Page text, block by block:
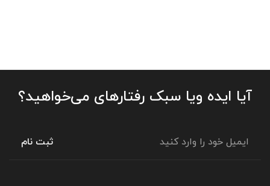
آیا ایده‌ ویا سبک رفتارهای می‌خواهید؟